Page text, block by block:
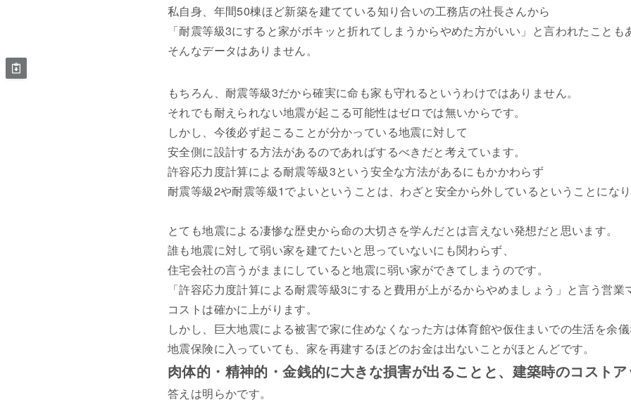
私自身、年間50棟ほど新築を建てている知り合いの工務店の社長さんから
「耐震等級3にすると家がボキッと折れてしまうからやめた方がいい」と言われたことも
そんなデータはありません。
もちろん、耐震等級3だから確実に命も家も守れるというわけではありません。
それでも耐えられない地震が起こる可能性はゼロでは無いからです。
しかし、今後必ず起こることが分かっている地震に対して
安全側に設計する方法があるのであればするべきだと考えています。
許容応力度計算による耐震等級3という安全な方法があるにもかかわらず
耐震等級2や耐震等級1でよいということは、わざと安全から外しているということになり
とても地震による凄惨な歴史から命の大切さを学んだとは言えない発想だと思います。
誰も地震に対して弱い家を建てたいと思っていないにも関わらず、
住宅会社の言うがままにしていると地震に弱い家ができてしまうのです。
「許容応力度計算による耐震等級3にすると費用が上がるからやめましょう」と言う営業
コストは確かに上がります。
しかし、巨大地震による被害で家に住めなくなった方は体育館や仮住まいでの生活を余儀
地震保険に入っていても、家を再建するほどのお金は出ないことがほとんどです。
肉体的・精神的・金銭的に大きな損害が出ることと、建築時のコスト
答えは明らかです。